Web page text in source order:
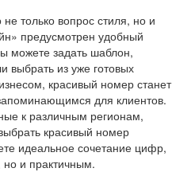
только вопрос стиля, но и
предусмотрен удобный
можете задать шаблон,
из уже готовых
красивый номер станет
для клиентов.
к различным регионам,
красивый номер
идеальное сочетание цифр,
но и практичным.